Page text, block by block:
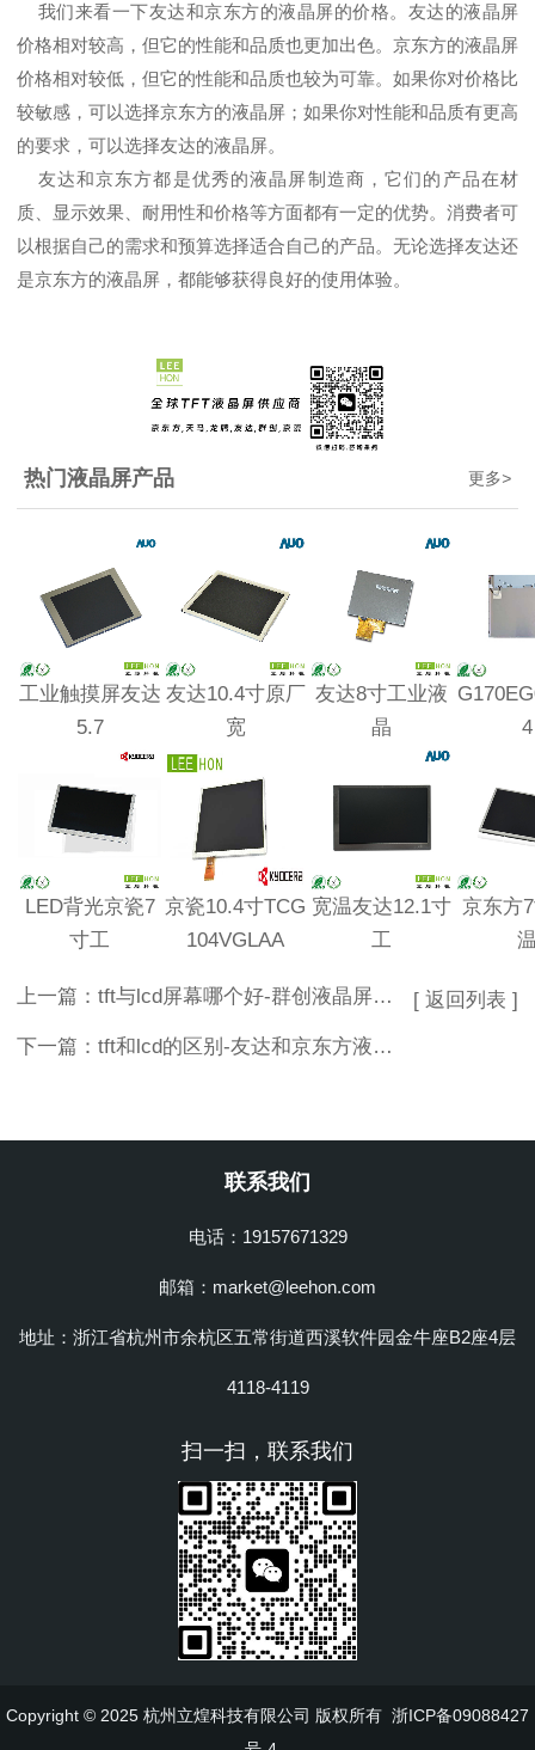
我们来看一下友达和京东方的液晶屏的价格。友达的液晶屏
价格相对较高，但它的性能和品质也更加出色。京东方的液晶屏
价格相对较低，但它的性能和品质也较为可靠。如果你对价格比
较敏感，可以选择京东方的液晶屏；如果你对性能和品质有更高
的要求，可以选择友达的液晶屏。
友达和京东方都是优秀的液晶屏制造商，它们的产品在材
质、显示效果、耐用性和价格等方面都有一定的优势。消费者可
以根据自己的需求和预算选择适合自己的产品。无论选择友达还
是京东方的液晶屏，都能够获得良好的使用体验。
更多>
热门液晶屏产品
工业触摸屏友达
5.7
友达10.4寸原厂
宽
友达8寸工业液
晶
4
LED背光京瓷7
寸工
京瓷10.4寸TCG
104VGLAA
宽温友达12.1寸
工
京东方
上一篇： tft与lcd屏幕哪个好-群创液晶屏怎么样
下一篇： tft和lcd的区别-友达和京东方液晶屏哪个好
[ 返回列表 ]
联系我们
电话：19157671329
邮箱：market@leehon.com
地址：浙江省杭州市余杭区五常街道西溪软件园金牛座B2座4层
4118-4119
扫一扫，联系我们
Copyright © 2025 杭州立煌科技有限公司 版权所有 浙ICP备09088427